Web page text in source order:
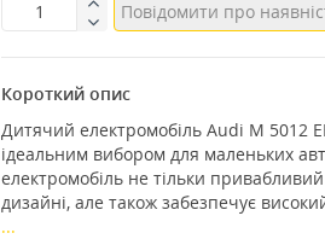
Повідомити про
Короткий опис
Дитячий електромобіль Audi M 5012
ідеальним вибором для маленьких
електромобіль не тільки
дизайні, але також забезпечує
...